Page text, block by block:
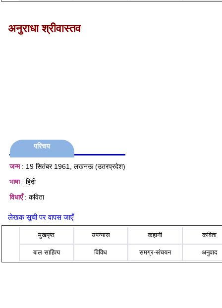
अनुराधा श्रीवास्तव
परिचय
जन्म: 19 सितंबर 1961, लखनऊ (उतरप्रदेश)
भाषा: हिंदी
विधाएँ: कविता
लेखक सूची पर वापस जाएँ
मुखपृष्ठ उपन्यास कहानी कविता
बाल साहित्य विविध समग्र-संचयन अनुवाद